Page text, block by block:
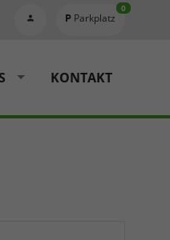
Parkplatz
0
KONTAKT